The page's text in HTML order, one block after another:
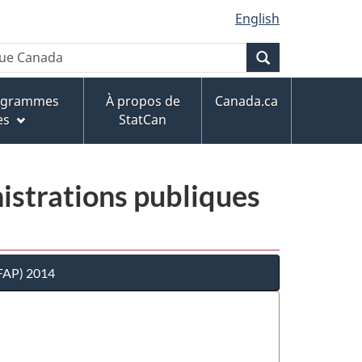
English
À propos de
StatCan
Canada.ca
publiques
2014